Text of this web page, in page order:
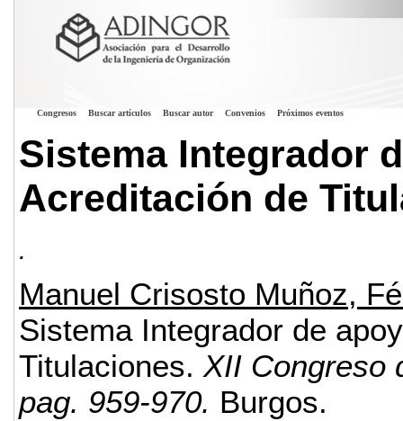
Congresos Buscar artículos Buscar autor Convenios Próximos eventos
Sistema Integrador
Acreditación de
.
Manuel Crisosto Muñoz,
Sistema Integrador de
Titulaciones. XII Congreso
pag. 959-970. Burgos.